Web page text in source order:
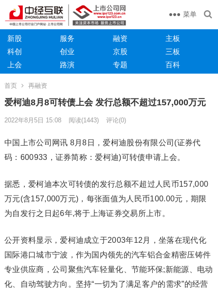
菜单
新股 服务 融资
主板
科创
创业 京股
三板
上会
路演 专题 百科
首页 再融资
爱柯迪8月8可转债上会 发行总额不超过157,000万元
2022年8月5日 15:08 阅读(1443) 评论(0)
中国上市公司网讯 8月8日，爱柯迪股份有限公司(证券代
码：600933，证券简称：爱柯迪)可转债申请上会。
据悉，爱柯迪本次可转债的发行总额不超过人民币157,000
万元(含157,000万元)，每张面值为人民币100.00元，期限
为自发行之日起6年,将于上海证券交易所上市。
公开资料显示，爱柯迪成立于2003年12月，坐落在现代化
国际港口城市宁波，作为国内领先的汽车铝合金精密压铸件
专业供应商，公司聚焦汽车轻量化、节能环保;新能源、电动
化、自动驾驶方向。坚持“一切为了满足客户的需求”的经营